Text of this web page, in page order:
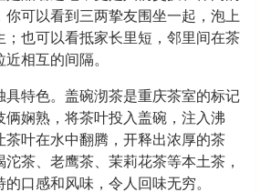
你可以看到三两挚友围坐一起，泡上
；也可以看抵家长里短，邻里间在茶
相互的间隔。
具特色。盖碗沏茶是重庆茶室的标记
娴熟，将茶叶投入盖碗，注入沸
茶叶在水中翻腾，开释出浓厚的茶
茶、老鹰茶、茉莉花茶等本土茶，
口感和风味，令人回味无穷。